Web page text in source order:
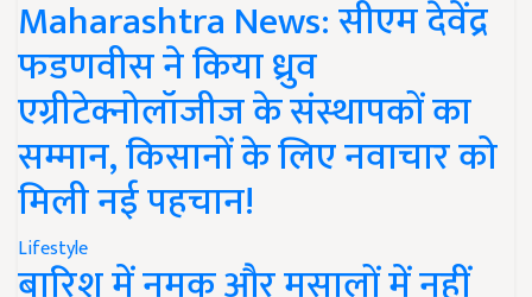
Maharashtra News: सीएम देवेंद्र
फडणवीस ने किया ध्रुव
एग्रीटेक्नोलॉजीज के संस्थापकों का
सम्मान, किसानों के लिए नवाचार को
मिली नई पहचान!
Lifestyle